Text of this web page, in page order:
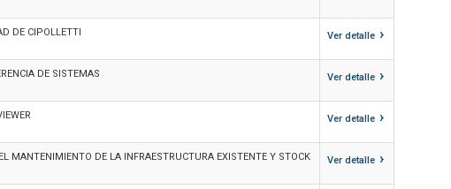
DE CIPOLLETTI Ver detalle ›
DE SISTEMAS Ver detalle ›
Ver detalle ›
MANTENIMIENTO DE LA INFRAESTRUCTURA EXISTENTE Y STOCK
Ver detalle ›